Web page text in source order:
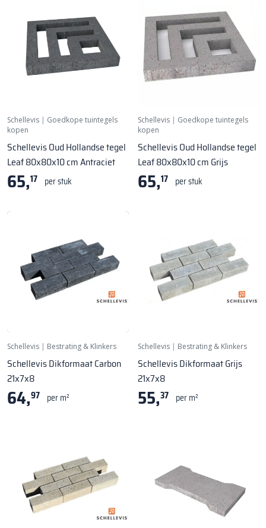
Schellevis | Goedkope tuintegels
kopen
Schellevis Oud Hollandse tegel
Leaf 80x80x10 cm Antraciet
65,17 per stuk
Schellevis| Goedkope tuintegels
kopen
Schellevis Oud Hollandse tegel
Leaf 80x80x10 cm Grijs
65,17 per stuk
Schellevis | Bestrating & Klinkers
Schellevis Dikformaat Carbon
21x7x8
64,97 per m²
Schellevis| Bestrating & Klinkers
Schellevis Dikformaat Grijs
21x7x8
55,37 per m²